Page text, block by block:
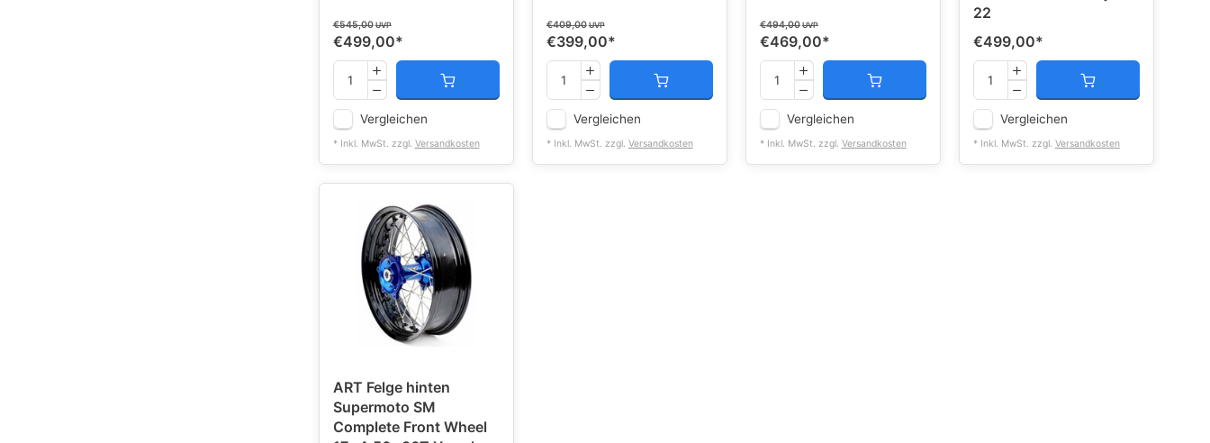
€545,00UVP
€499,00*
Vergleichen
* Inkl. MwSt. zzgl. Versandkosten
€409,00UVP
€399,00*
Vergleichen
* Inkl. MwSt. zzgl. Versandkosten
€494,00UVP
€469,00*
Vergleichen
* Inkl. MwSt. zzgl. Versandkosten
22
€499,00*
Vergleichen
* Inkl. MwSt. zzgl. Versandkosten
ART Felge hinten
Supermoto SM
Complete Front Wheel